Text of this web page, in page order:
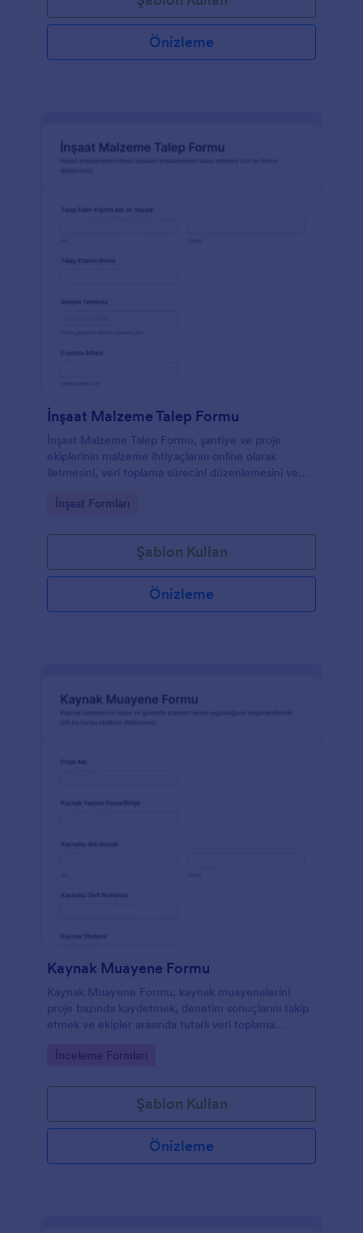
Önizleme
İnşaat Malzeme Talep Formu
İnşaat Malzeme Talep Formu, şantiye ve proje
ekiplerinin malzeme ihtiyaçlarını online olarak
iletmesini, veri toplama sürecini düzenlemesini ve
Go to Category:
İnşaat Formları
Şablon Kullan
Önizleme
Kaynak Muayene Formu
Kaynak Muayene Formu, kaynak muayenelerini
proje bazında kaydetmek, denetim sonuçlarını takip
etmek ve ekipler arasında tutarlı veri toplama
için idealdir.
Go to Category:
İnceleme Formları
Şablon Kullan
Önizleme